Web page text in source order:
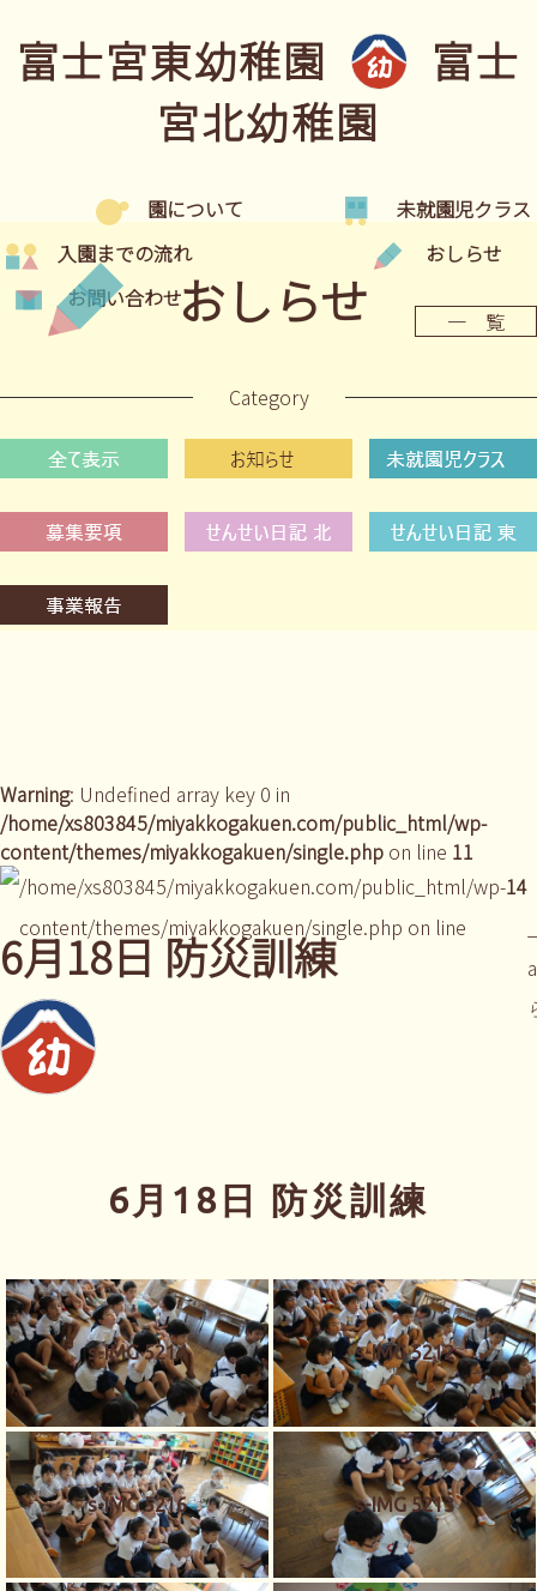
富士宮東幼稚園
富士
宮北幼稚園
園について
未就園児クラス
入園までの流れ
おしらせ
お問い合わせおしらせ 一 覧
Category
Warning: Undefined array key 0 in
/home/xs803845/miyakkogakuen.com/public_html/wp-
content/themes/miyakkogakuen/single.php on line 11
/home/xs803845/miyakkogakuen.com/public_html/wp-
content/themes/miyakkogakuen/single.php on line
14
6月18日 防災訓練
6月18日 防災訓練
s-IMG 5214 s-IMG 5212
s-IMG 5216 s-IMG 5213